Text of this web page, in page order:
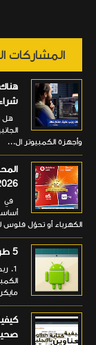
المشاركات
هل
وأجهزة الكمبيوتر ال...
في
الكهرباء أو تحوّل
5 طرق لتشغيل تطبيقات الأندرويد على جهازك الـ PC